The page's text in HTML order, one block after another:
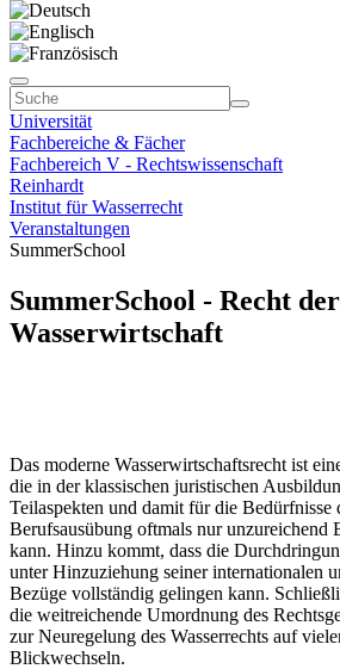
Universität
Fachbereiche & Fächer
Fachbereich V - Rechtswissenschaft
Reinhardt
Institut für Wasserrecht
Veranstaltungen
SummerSchool
SummerSchool - Recht der
Wasserwirtschaft
Das moderne Wasserwirtschaftsrecht ist
die in der klassischen juristischen
Teilaspekten und damit für die Bedürfnisse
Berufsausübung oftmals nur unzureichend
kann. Hinzu kommt, dass die
unter Hinzuziehung seiner internationalen
Bezüge vollständig gelingen kann.
die weitreichende Umordnung des
zur Neuregelung des Wasserrechts auf
Blickwechseln.